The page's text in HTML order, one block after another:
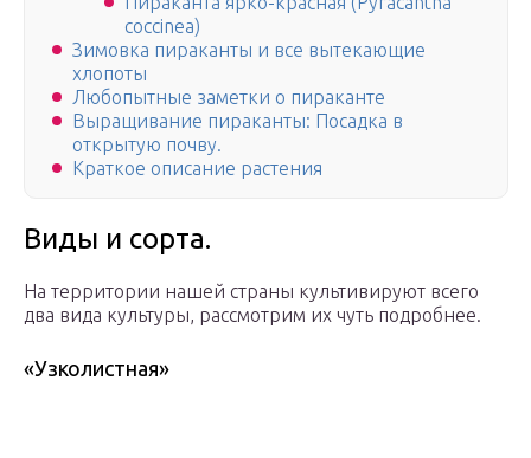
coccinea)
Зимовка пираканты и все вытекающие
хлопоты
Любопытные заметки о пираканте
Выращивание пираканты: Посадка в
открытую почву.
Краткое описание растения
Виды и сорта.
На территории нашей страны культивируют всего
два вида культуры, рассмотрим их чуть подробнее.
«Узколистная»